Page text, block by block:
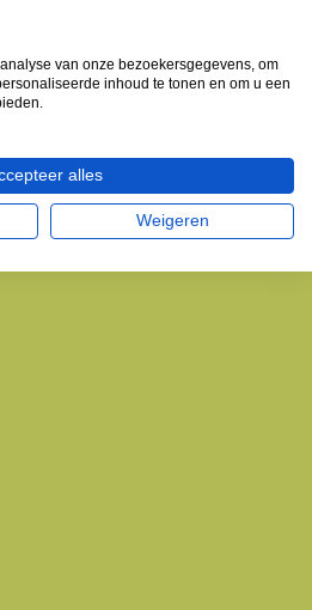
van onze bezoekersgegevens, om
inhoud te tonen en om u een
alles
Weigeren